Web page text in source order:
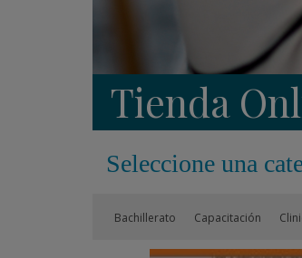
Tienda
Seleccione una
Bachillerato Capacitación